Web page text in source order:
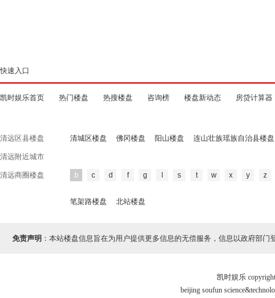
快速入口
凯时娱乐首页 热门楼盘 热搜楼盘 咨询榜 楼盘新动态 房贷计算器
清远区县楼盘 清城区楼盘 佛冈楼盘 阳山楼盘 连山壮族瑶族自治县楼盘
清远附近城市
清远商圈楼盘 b c d f g s t w x y z
笔架路楼盘 北站楼盘
免责声明 ：本站楼盘信息旨在为用户提供更多信息的无偿服务，信息以政府部门
凯时娱乐
beijing soufun